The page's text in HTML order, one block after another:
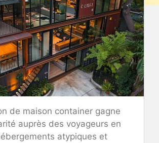
de maison container gagne
auprès des voyageurs en
atypiques et